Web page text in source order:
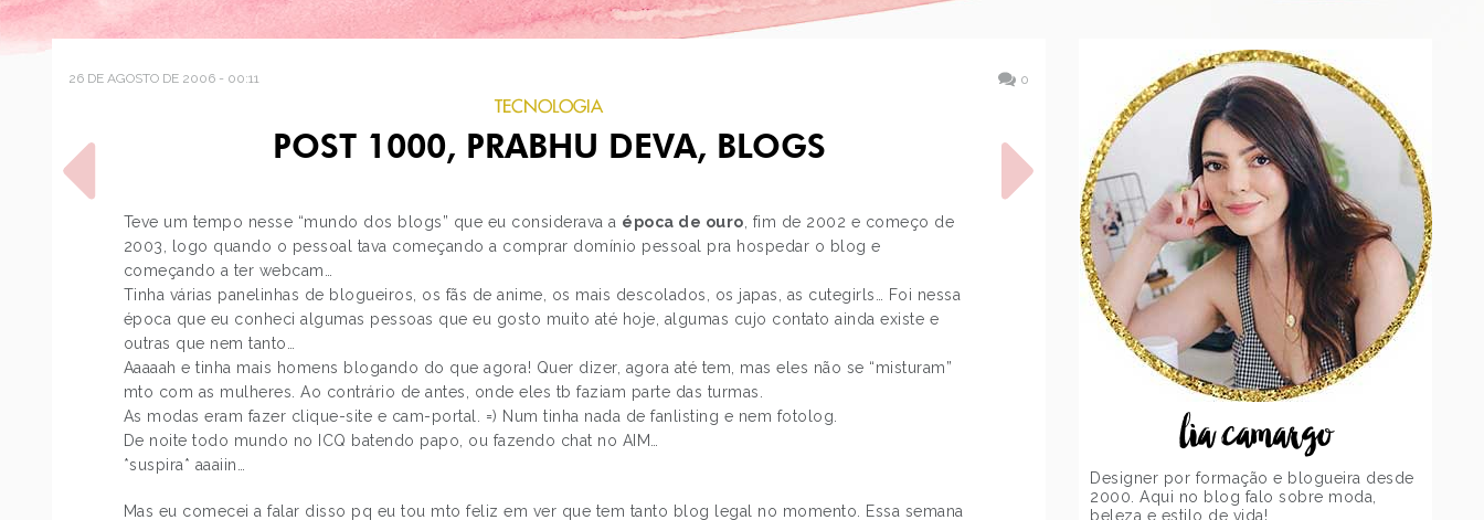
26 DE AGOSTO DE 2006 - 00:11 0
TECNOLOGIA
POST 1000, PRABHU DEVA, BLOGS
Teve um tempo nesse “mundo dos blogs” que eu considerava a época de ouro , fim de 2002 e começo de
2003, logo quando o pessoal tava começando a comprar domínio pessoal pra hospedar o blog e
começando a ter webcam…
Tinha várias panelinhas de blogueiros, os fãs de anime, os mais descolados, os japas, as cutegirls… Foi nessa
época que eu conheci algumas pessoas que eu gosto muito até hoje, algumas cujo contato ainda existe e
outras que nem tanto…
Aaaaah e tinha mais homens blogando do que agora! Quer dizer, agora até tem, mas eles não se “misturam”
mto com as mulheres. Ao contrário de antes, onde eles tb faziam parte das turmas.
As modas eram fazer clique-site e cam-portal. =) Num tinha nada de fanlisting e nem fotolog.
De noite todo mundo no ICQ batendo papo, ou fazendo chat no AIM…
*suspira* aaaiin…
Mas eu comecei a falar disso pq eu tou mto feliz em ver que tem tanto blog legal no momento. Essa semana
POST ANTERIOR
PLUTÃO, DOLLMAKER DE
SEREIAS, VOX
PRÓXIMO POST
TERROR EM SILENT HILL
lia camargo
Designer por formação e blogueira desde
2000. Aqui no blog falo sobre moda,
beleza e estilo de vida!